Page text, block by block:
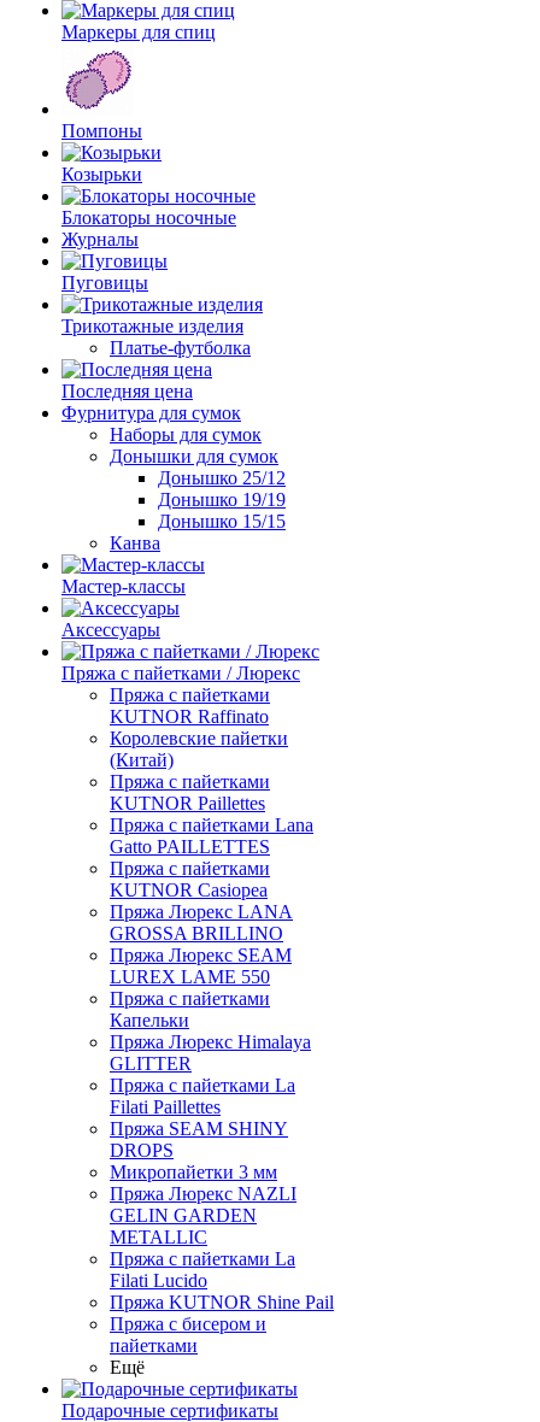
Маркеры для спиц
Помпоны
Козырьки
Блокаторы носочные
Журналы
Пуговицы
Трикотажные изделия
Платье-футболка
Последняя цена
Фурнитура для сумок
Наборы для сумок
Донышки для сумок
Донышко 25/12
Донышко 19/19
Донышко 15/15
Канва
Мастер-классы
Аксессуары
Пряжа с пайетками / Люрекс
Пряжа с пайетками
KUTNOR Raffinato
Королевские пайетки
(Китай)
Пряжа с пайетками
KUTNOR Paillettes
Пряжа с пайетками Lana
Gatto PAILLETTES
Пряжа с пайетками
KUTNOR Casiopea
Пряжа Люрекс LANA
GROSSA BRILLINO
Пряжа Люрекс SEAM
LUREX LAME 550
Пряжа с пайетками
Капельки
Пряжа Люрекс Himalaya
GLITTER
Пряжа с пайетками La
Filati Paillettes
Пряжа SEAM SHINY
DROPS
Микропайетки 3 мм
Пряжа Люрекс NAZLI
GELIN GARDEN
METALLIC
Пряжа с пайетками La
Filati Lucido
Пряжа KUTNOR Shine Pail
Пряжа с бисером и
пайетками
Ещё
Подарочные сертификаты